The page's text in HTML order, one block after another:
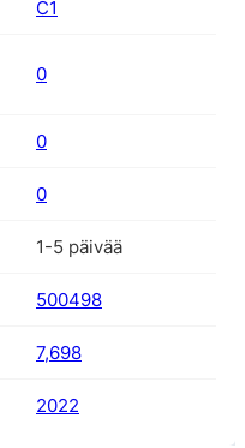
C1
0
0
0
1-5 päivää
500498
7,698
2022